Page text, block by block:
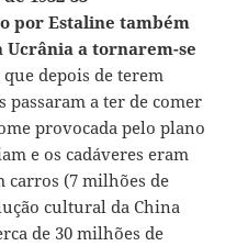
por Estaline também
Ucrânia a tornarem-se
depois de terem
passaram a ter de comer
provocada pelo plano
e os cadáveres eram
carros (7 milhões de
cultural da China
de 30 milhões de